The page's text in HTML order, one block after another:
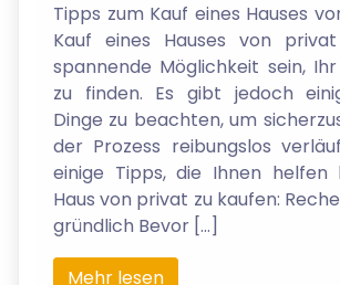
Tipps zum Kauf eines Hauses
Kauf eines Hauses von
spannende Möglichkeit sein,
zu finden. Es gibt jedoch
Dinge zu beachten, um
der Prozess reibungslos
einige Tipps, die Ihnen helfen
Haus von privat zu kaufen:
gründlich Bevor […]
Mehr lesen